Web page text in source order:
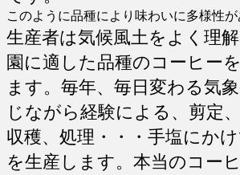
このように品種により味わいに多様性が
生産者は気候風土をよく理
園に適した品種のコーヒー
ます。毎年、毎日変わる気
じながら経験による、剪定
収穫、処理・・・手塩にか
を生産します。本当のコー